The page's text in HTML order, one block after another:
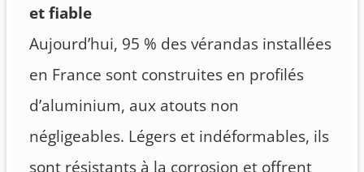
et fiable
Aujourd’hui, 95 % des vérandas installées
en France sont construites en profilés
d’aluminium, aux atouts non
négligeables. Légers et indéformables, ils
sont résistants à la corrosion et offrent